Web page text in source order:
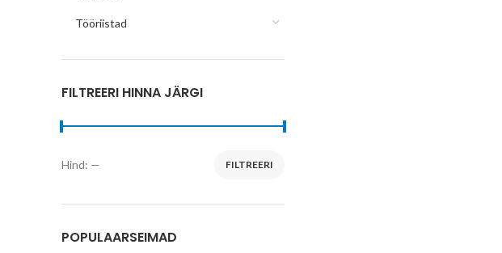
Tööriistad
FILTREERI HINNA JÄRGI
FILTREERI
Hind: —
POPULAARSEIMAD